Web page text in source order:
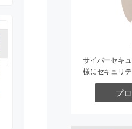
サイバーセキ
様にセキュリ
プ